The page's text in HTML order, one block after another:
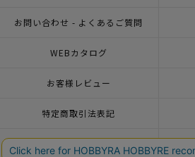
お問い合わせ - よくあるご質問
WEBカタログ
お客様レビュー
特定商取引法表記